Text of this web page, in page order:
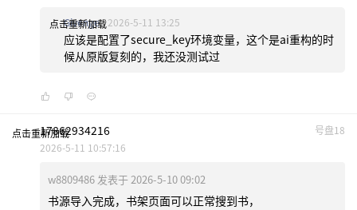
点击重新加载
Givenge 2026-5-11 13:25
应该是配置了secure_key环境变量，这个是ai重构的时
候从原版复刻的，我还没测试过
点击重新加载 号盘18
17862934216
2026-5-11 10:57:16
w8809486 发表于 2026-5-10 09:02
书源导入完成，书架页面可以正常搜到书，